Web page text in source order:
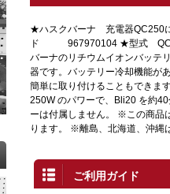
★ハスクバーナ 充電器QC250
ド 967970104 ★型式
バーナのリチウムイオンバッテ
器です。バッテリー冷却機能が
簡単に取り付けることもできま
250W のパワーで、Bli20 を約
ーは付属しません。 ※この商品
ります。 ※離島、北海道、沖縄
ご利用ガイド